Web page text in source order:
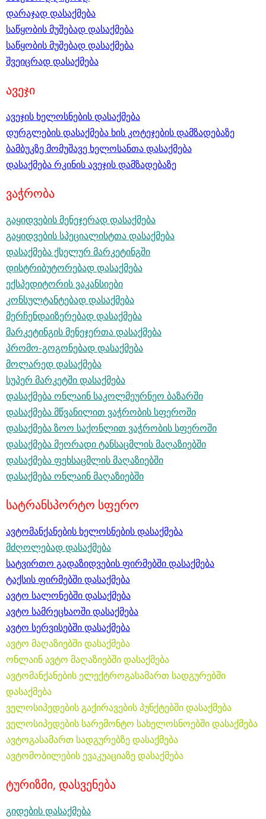
დარაჯად დასაქმება
საწყობის მუშებად დასაქმება
საწყობის მუშებად დასაქმება
შვეიცრად დასაქმება
ავეჯი
ავეჯის ხელოსნების დასაქმება
დურგლების დასაქმება ხის კოტეჯების დამზადებაზე
ბამბუკზე მომუშავე ხელოსანთა დასაქმება
დასაქმება რკინის ავეჯის დამზადებაზე
ვაჭრობა
გაყიდვების მენეჯერად დასაქმება
გაყიდვების სპეციალისტთა დასაქმება
დასაქმება ქსელურ მარკეტინგში
დისტრიბუტორებად დასაქმება
ექსპედიტორის ვაკანსიები
კონსულტანტებად დასაქმება
მერჩენდაიზერებად დასაქმება
მარკეტინგის მენეჯერთა დასაქმება
პრომო-გოგონებად დასაქმება
მოლარედ დასაქმება
სუპერ მარკეტში დასაქმება
დასაქმება ონლაინ საკოლმეურნეო ბაზარში
დასაქმება მწვანილით ვაჭრობის სფეროში
დასაქმება ზოო საქონლით ვაჭრობის სფეროში
დასაქმება მეორადი ტანსაცმლის მაღაზიებში
დასაქმება ფეხსაცმლის მაღაზიებში
დასაქმება ონლაინ მაღაზიებში
სატრანსპორტო სფერო
ავტომანქანების ხელოსნების დასაქმება
მძღოლებად დასაქმება
სატვირთო გადაზიდვების ფირმებში დასაქმება
ტაქსის ფირმებში დასაქმება
ავტო სალონებში დასაქმება
ავტო სამრეცხაოში დასაქმება
ავტო სერვისებშიდასაქმება
ავტო მაღაზიებში დასაქმება
ონლაინ ავტო მაღაზიებში დასაქმება
ავტომანქანების ელექტროგასამართ სადგურებში
დასაქმება
ველოსიპედების გაქირავების პუნქტებში დასაქმება
ველოსიპედების სარემონტო სახელოსნოებში დასაქმება
ავტოგასამართ სადგურებზე დასაქმება
ავტომობილების ევაკუაციაზე დასაქმება
ტურიზმი, დასვენება
გიდების დასაქმება